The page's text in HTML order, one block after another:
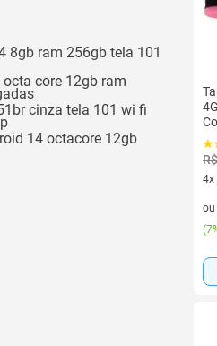
8gb ram 256gb tela 101
core 12gb ram
cinza tela 101 wi fi
14 octacore 12gb
4x
4
ou
(